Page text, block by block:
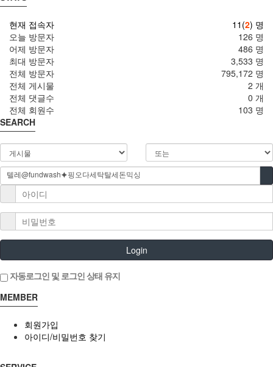
11(2) 명
현재 접속자
126 명
오늘 방문자
486 명
어제 방문자
3,533 명
최대 방문자
795,172 명
전체 방문자
2 개
전체 게시물
0 개
전체 댓글수
103 명
전체 회원수
SEARCH
Login
자동로그인 및 로그인 상태 유지
MEMBER
회원가입
아이디/비밀번호 찾기